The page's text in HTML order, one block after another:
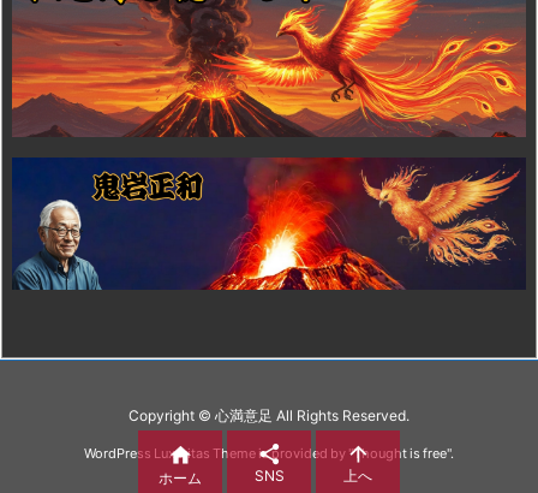
Copyright © 心満意足 All Rights Reserved.
WordPress Luxeritas Theme is provided by "Thought is free".

ホーム

SNS

上へ